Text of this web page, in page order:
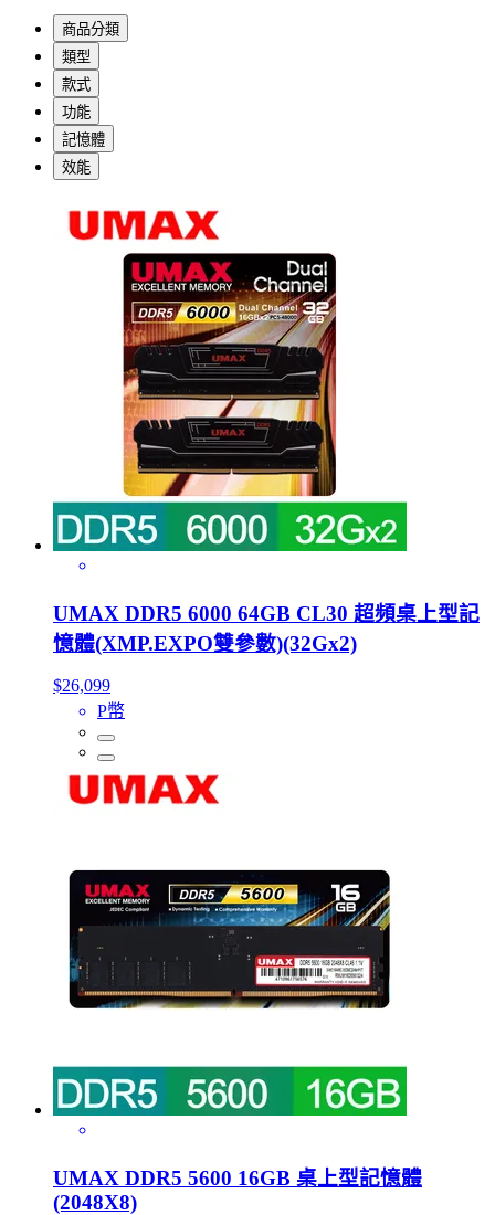
商品分類
類型
款式
功能
記憶體
效能
UMAX DDR5 6000 64GB CL30 超頻桌上型記
憶體(XMP.EXPO雙參數)(32Gx2)
$26,099
P幣
UMAX DDR5 5600 16GB 桌上型記憶體
(2048X8)